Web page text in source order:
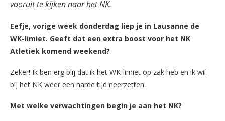
vooruit te kijken naar het NK.
Eefje, vorige week donderdag liep je in Lausanne de
WK-limiet. Geeft dat een extra boost voor het NK
Atletiek komend weekend?
Zeker! Ik ben erg blij dat ik het WK-limiet op zak heb en ik wil
bij het NK weer een harde tijd neerzetten.
Met welke verwachtingen begin je aan het NK?